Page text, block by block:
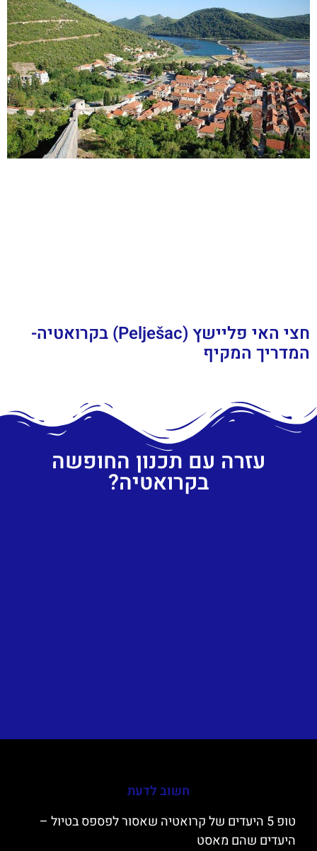
חצי האי פליישץ (Pelješac) בקרואטיה-
המדריך המקיף
עזרה עם תכנון החופשה
בקרואטיה?
חשוב לדעת
טופ 5 היעדים של קרואטיה שאסור לפספס בטיול –
היעדים שהם מאסט